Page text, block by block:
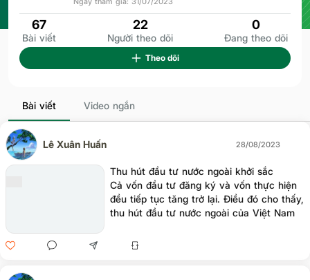
67
Bài viết
22
Người theo dõi
0
Đang theo dõi
Theo dõi
Bài viết Video ngắn
Lê Xuân Huấn 28/08/2023
Thu hút đầu tư nước ngoài khởi sắc
Cả vốn đầu tư đăng ký và vốn thực hiện
đều tiếp tục tăng trở lại. Điều đó cho thấy,
thu hút đầu tư nước ngoài của Việt Nam
thời gian khá dài suy giảm.